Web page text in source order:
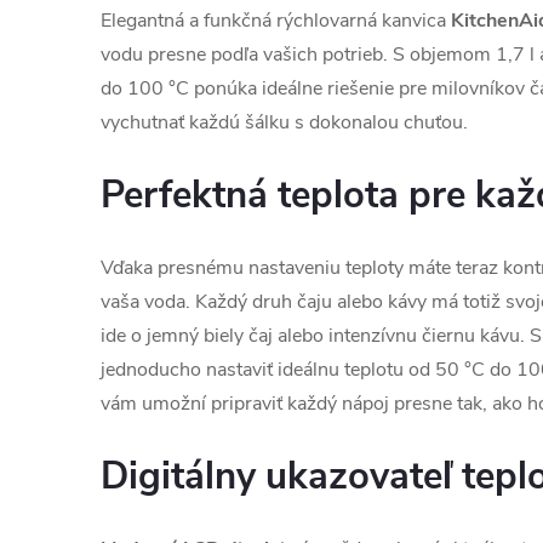
Elegantná a funkčná rýchlovarná kanvica
vodu presne podľa vašich potrieb. S objemom 1,7 l
do 100 °C ponúka ideálne riešenie pre milovníkov
vychutnať každú šálku s dokonalou chuťou.
Perfektná teplota pre
Vďaka presnému nastaveniu teploty máte teraz
vaša voda. Každý druh čaju alebo kávy má totiž
ide o jemný biely čaj alebo intenzívnu čiernu kávu.
jednoducho nastaviť ideálnu teplotu od 50 °C do
vám umožní pripraviť každý nápoj presne tak, ako
Digitálny ukazovateľ